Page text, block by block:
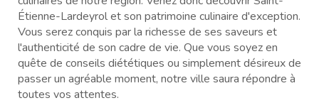
Étienne-Lardeyrol et son patrimoine culinaire d'exception.
Vous serez conquis par la richesse de ses saveurs et
l'authenticité de son cadre de vie. Que vous soyez en
quête de conseils diététiques ou simplement désireux de
passer un agréable moment, notre ville saura répondre à
toutes vos attentes.